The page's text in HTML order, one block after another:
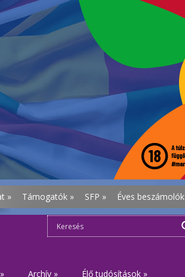
» Támogatók » SFP » Éves beszámolók
» Archív » Élő tudósítások »